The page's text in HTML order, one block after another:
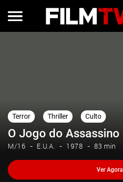
Terror Thriller Culto
O Jogo do Assassino
M/16 E.U.A. 1978 83 min
Ver Agora